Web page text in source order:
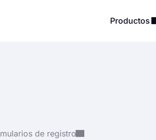
Productos
de registro